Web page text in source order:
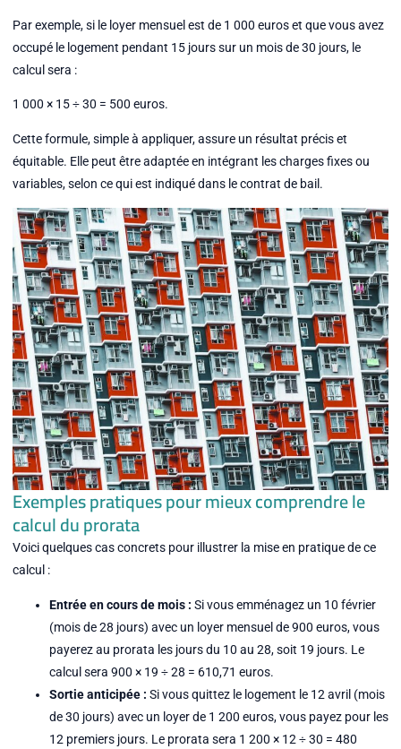
Par exemple, si le loyer mensuel est de 1 000 euros et que vous avez
occupé le logement pendant 15 jours sur un mois de 30 jours, le
calcul sera :
1 000 × 15 ÷ 30 = 500 euros.
Cette formule, simple à appliquer, assure un résultat précis et
équitable. Elle peut être adaptée en intégrant les charges fixes ou
variables, selon ce qui est indiqué dans le contrat de bail.
Exemples pratiques pour mieux comprendre le
calcul du prorata
Voici quelques cas concrets pour illustrer la mise en pratique de ce
calcul :
Entrée en cours de mois : Si vous emménagez un 10 février
(mois de 28 jours) avec un loyer mensuel de 900 euros, vous
payerez au prorata les jours du 10 au 28, soit 19 jours. Le
calcul sera 900 × 19 ÷ 28 = 610,71 euros.
Sortie anticipée : Si vous quittez le logement le 12 avril (mois
de 30 jours) avec un loyer de 1 200 euros, vous payez pour les
12 premiers jours. Le prorata sera 1 200 × 12 ÷ 30 = 480